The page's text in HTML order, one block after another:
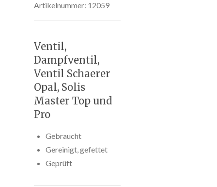
Artikelnummer: 12059
Ventil,
Dampfventil,
Ventil Schaerer
Opal, Solis
Master Top und
Pro
Gebraucht
Gereinigt, gefettet
Geprüft